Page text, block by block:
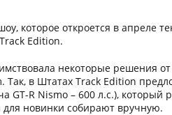
которое откроется в апреле
Edition.
некоторые решения от
Так, в Штатах Track Edition
GT-R Nismo – 600 л.с.), который
для новинки собирают вручную.